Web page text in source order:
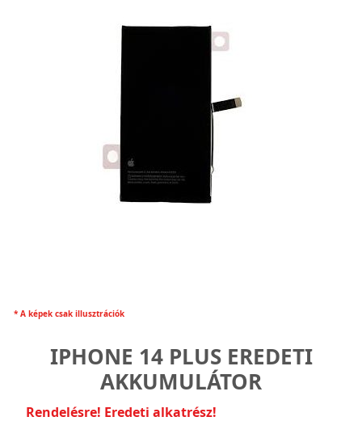
* A képek csak illusztrációk
IPHONE 14 PLUS EREDETI
AKKUMULÁTOR
Rendelésre! Eredeti alkatrész!